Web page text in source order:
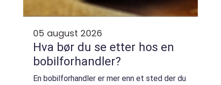
05 august 2026
Hva bør du se etter hos en
bobilforhandler?
En bobilforhandler er mer enn et sted der du